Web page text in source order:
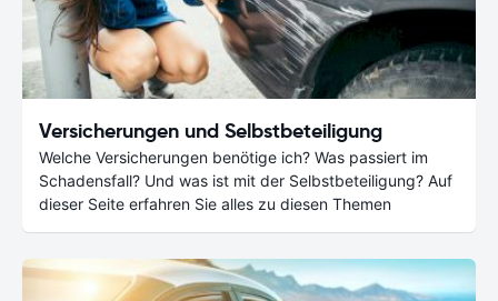
Versicherungen und Selbstbeteiligung
Welche Versicherungen benötige ich? Was passiert im
Schadensfall? Und was ist mit der Selbstbeteiligung? Auf
dieser Seite erfahren Sie alles zu diesen Themen